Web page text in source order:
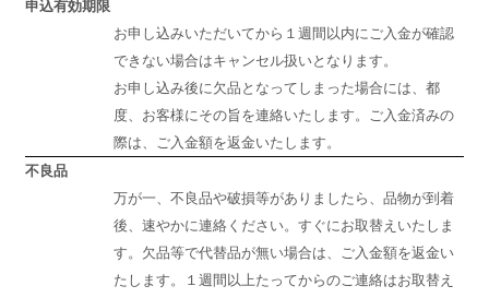
申込有効期限
お申し込みいただいてから１週間以内にご入金が確認
できない場合はキャンセル扱いとなります。
お申し込み後に欠品となってしまった場合には、都
度、お客様にその旨を連絡いたします。ご入金済みの
際は、ご入金額を返金いたします。
不良品
万が一、不良品や破損等がありましたら、品物が到着
後、速やかに連絡ください。すぐにお取替えいたしま
す。欠品等で代替品が無い場合は、ご入金額を返金い
たします。１週間以上たってからのご連絡はお取替え